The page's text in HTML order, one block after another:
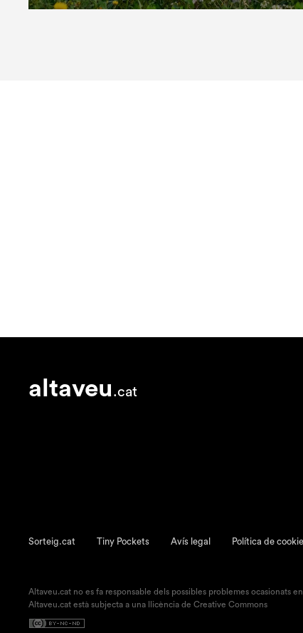
altaveu.cat
Sorteig.cat Tiny Pockets Avís legal Política de
Altaveu.cat no es fa responsable dels possibles problemes ocasionats
Altaveu.cat està subjecta a una llicència de Creative Commons